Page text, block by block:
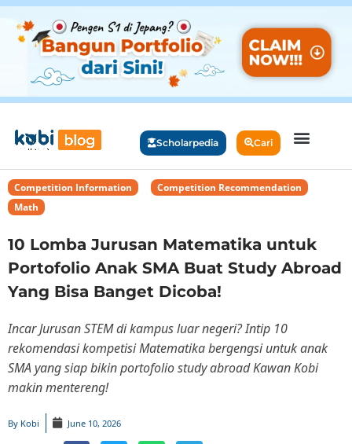
Scholarpedia Cari
Competition Information Competition Recommendation
Math
10 Lomba Jurusan Matematika untuk
Portofolio Anak SMA Buat Study Abroad
Yang Bisa Banget Dicoba!
Incar Jurusan STEM di kampus luar negeri? Intip 10
rekomendasi kompetisi Matematika bergengsi untuk anak
SMA yang siap bikin portofolio study abroad Kawan Kobi
makin mentereng!
By Kobi June 10, 2026